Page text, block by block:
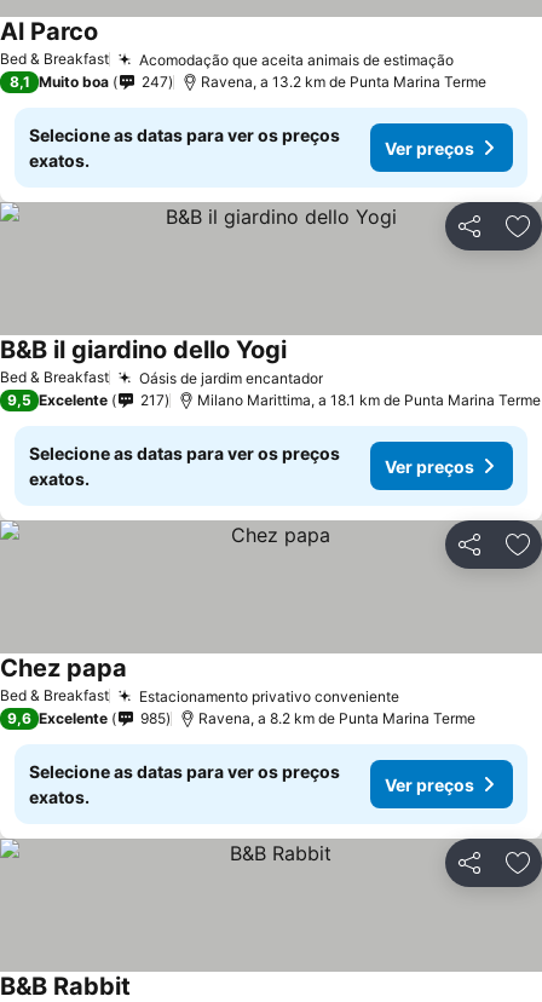
Bed & Breakfast Acomodação que aceita animais de estimação
Al Parco
8,1 Muito boa 247 Ravena, a 13.2 km de Punta Marina Terme
Selecione as datas para ver os preços
exatos.
Ver preços
Partilhar
Bed & Breakfast Oásis de jardim encantador
B&B il giardino dello Yogi
9,5 Excelente 217 Milano Marittima, a 18.1 km de Punta Marina Terme
Selecione as datas para ver os preços
exatos.
Ver preços
Partilhar
Bed & Breakfast Estacionamento privativo conveniente
Chez papa
9,6 Excelente 985 Ravena, a 8.2 km de Punta Marina Terme
Selecione as datas para ver os preços
exatos.
Ver preços
Partilhar
B&B Rabbit